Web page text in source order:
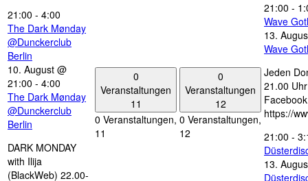
21:00 - 4:00
The Dark Mønday
@Dunckerclub
Berlin
10. August @
21:00 - 4:00
The Dark Mønday
@Dunckerclub
Berlin
DARK MONDAY
with Ilija
(BlackWeb) 22.00-
0
Veranstaltungen
11
0 Veranstaltungen,
11
0
Veranstaltungen
12
0 Veranstaltungen,
12
21:00 -
Wave
13.
Wave
Jeden
21.00
https://
21:00 -
13.